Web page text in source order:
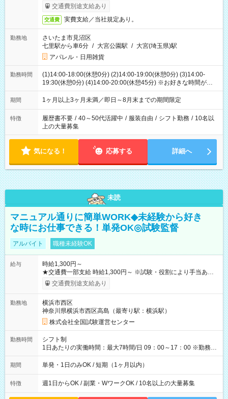
交通費別途支給あり
交通費 実費支給／当社規定あり。
勤務地
さいたま市見沼区
七里駅から車6分 / 大宮公園駅 / 大宮(埼玉県)駅
アパレル・日用雑貨
勤務時間
(1)14:00-18:00(休憩0分) (2)14:00-19:00(休憩0分) (3)14:00-
19:30(休憩0分) (4)14:00-20:00(休憩45分) ※お好きな時間が選べ
ます
期間 1ヶ月以上3ヶ月未満／即日～8月末までの期間限定
特徴 履歴書不要 / 40～50代活躍中 / 服装自由 / シフト勤務 / 10名以
上の大量募集
気になる！ 応募する 詳細へ
未読
マニュアル通りに簡単WORK◆未経験から好き
な時にお仕事できる！単発OK◎試験監督
アルバイト 職種未経験OK
給与
時給1,300円～
★交通費一部支給 時給1,300円～ ※試験・役割により手当あり
※勤務回数により昇給あり 【即給（前払い）オプションあ
り！】 希望される場合、勤務から1週間ほどで給与の一部を受け
例】 ・河合塾模擬試験 8:30～17:30（休憩1時間） 時給1,300円
×8時間＝日収10,400円＋交通費 ※当日の役割により時給＋100
円の場合あり ・国家試験 7:00～13:30（休憩なし） 時給1,300
円（役割手当＋100円）×6時間＝日収8,400円＋交通費 【試用期
間】試用期間なし
交通費別途支給あり
勤務地
横浜市西区
神奈川県横浜市西区高島（最寄り駅：横浜駅）
株式会社全国試験運営センター
勤務時間
シフト制
1日あたりの実働時間：最大7時間/日 09：00～17：00 ※勤務時
間は 試験により異なります。
期間 単発・1日のみOK / 短期（1ヶ月以内）
特徴 週1日からOK / 副業・WワークOK / 10名以上の大量募集